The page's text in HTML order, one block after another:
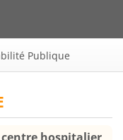
Publique